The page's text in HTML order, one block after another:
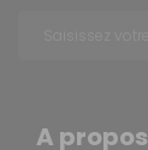
A propos